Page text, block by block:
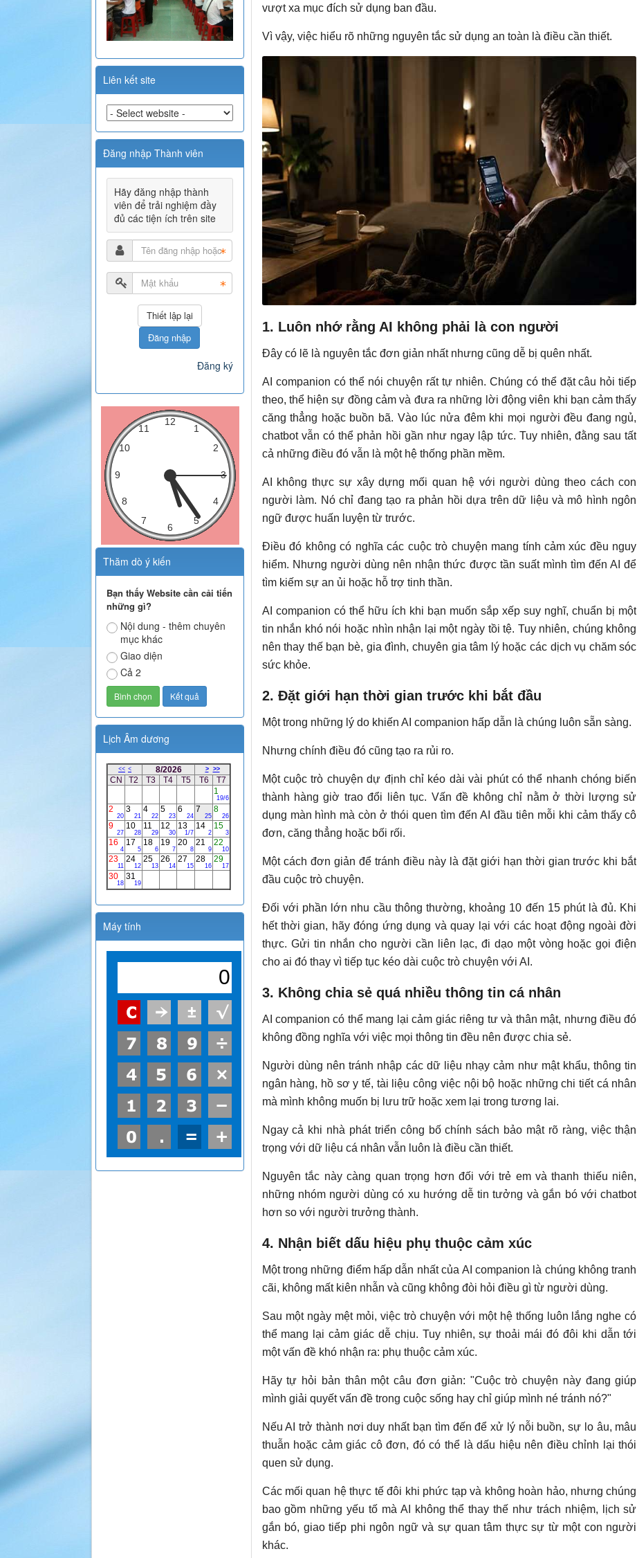
vượt xa mục đích sử dụng ban đầu.
Vì vậy, việc hiểu rõ những nguyên tắc sử dụng an toàn là điều cần thiết.
1. Luôn nhớ rằng AI không phải là con người
Đây có lẽ là nguyên tắc đơn giản nhất nhưng cũng dễ bị quên nhất.
AI companion có thể nói chuyện rất tự nhiên. Chúng có thể đặt câu hỏi tiếp
theo, thể hiện sự đồng cảm và đưa ra những lời động viên khi bạn cảm thấy
căng thẳng hoặc buồn bã. Vào lúc nửa đêm khi mọi người đều đang ngủ,
chatbot vẫn có thể phản hồi gần như ngay lập tức. Tuy nhiên, đằng sau tất
cả những điều đó vẫn là một hệ thống phần mềm.
AI không thực sự xây dựng mối quan hệ với người dùng theo cách con
người làm. Nó chỉ đang tạo ra phản hồi dựa trên dữ liệu và mô hình ngôn
ngữ được huấn luyện từ trước.
Điều đó không có nghĩa các cuộc trò chuyện mang tính cảm xúc đều nguy
hiểm. Nhưng người dùng nên nhận thức được tần suất mình tìm đến AI để
tìm kiếm sự an ủi hoặc hỗ trợ tinh thần.
AI companion có thể hữu ích khi bạn muốn sắp xếp suy nghĩ, chuẩn bị một
tin nhắn khó nói hoặc nhìn nhận lại một ngày tồi tệ. Tuy nhiên, chúng không
nên thay thế bạn bè, gia đình, chuyên gia tâm lý hoặc các dịch vụ chăm sóc
sức khỏe.
2. Đặt giới hạn thời gian trước khi bắt đầu
Một trong những lý do khiến AI companion hấp dẫn là chúng luôn sẵn sàng.
Nhưng chính điều đó cũng tạo ra rủi ro.
Một cuộc trò chuyện dự định chỉ kéo dài vài phút có thể nhanh chóng biến
thành hàng giờ trao đổi liên tục. Vấn đề không chỉ nằm ở thời lượng sử
dụng màn hình mà còn ở thói quen tìm đến AI đầu tiên mỗi khi cảm thấy cô
đơn, căng thẳng hoặc bối rối.
Một cách đơn giản để tránh điều này là đặt giới hạn thời gian trước khi bắt
đầu cuộc trò chuyện.
Đối với phần lớn nhu cầu thông thường, khoảng 10 đến 15 phút là đủ. Khi
hết thời gian, hãy đóng ứng dụng và quay lại với các hoạt động ngoài đời
thực. Gửi tin nhắn cho người cần liên lạc, đi dạo một vòng hoặc gọi điện
cho ai đó thay vì tiếp tục kéo dài cuộc trò chuyện với AI.
3. Không chia sẻ quá nhiều thông tin cá nhân
AI companion có thể mang lại cảm giác riêng tư và thân mật, nhưng điều đó
không đồng nghĩa với việc mọi thông tin đều nên được chia sẻ.
Người dùng nên tránh nhập các dữ liệu nhạy cảm như mật khẩu, thông tin
ngân hàng, hồ sơ y tế, tài liệu công việc nội bộ hoặc những chi tiết cá nhân
mà mình không muốn bị lưu trữ hoặc xem lại trong tương lai.
Ngay cả khi nhà phát triển công bố chính sách bảo mật rõ ràng, việc thận
trọng với dữ liệu cá nhân vẫn luôn là điều cần thiết.
Nguyên tắc này càng quan trọng hơn đối với trẻ em và thanh thiếu niên,
những nhóm người dùng có xu hướng dễ tin tưởng và gắn bó với chatbot
hơn so với người trưởng thành.
4. Nhận biết dấu hiệu phụ thuộc cảm xúc
Một trong những điểm hấp dẫn nhất của AI companion là chúng không tranh
cãi, không mất kiên nhẫn và cũng không đòi hỏi điều gì từ người dùng.
Sau một ngày mệt mỏi, việc trò chuyện với một hệ thống luôn lắng nghe có
thể mang lại cảm giác dễ chịu. Tuy nhiên, sự thoải mái đó đôi khi dẫn tới
một vấn đề khó nhận ra: phụ thuộc cảm xúc.
Hãy tự hỏi bản thân một câu đơn giản: "Cuộc trò chuyện này đang giúp
mình giải quyết vấn đề trong cuộc sống hay chỉ giúp mình né tránh nó?"
Nếu AI trở thành nơi duy nhất bạn tìm đến để xử lý nỗi buồn, sự lo âu, mâu
thuẫn hoặc cảm giác cô đơn, đó có thể là dấu hiệu nên điều chỉnh lại thói
quen sử dụng.
Các mối quan hệ thực tế đôi khi phức tạp và không hoàn hảo, nhưng chúng
bao gồm những yếu tố mà AI không thể thay thế như trách nhiệm, lịch sử
gắn bó, giao tiếp phi ngôn ngữ và sự quan tâm thực sự từ một con người
khác.
Liên kết site
Đăng nhập Thành viên
Hãy đăng nhập thành
viên để trải nghiệm đầy
đủ các tiện ích trên site
Đăng nhập
Đăng ký
Thăm dò ý kiến
Bạn thấy Website cần cải tiến
những gì?
Nội dung - thêm chuyên
mục khác
Giao diện
Cả 2
Lịch Âm dương
Máy tính